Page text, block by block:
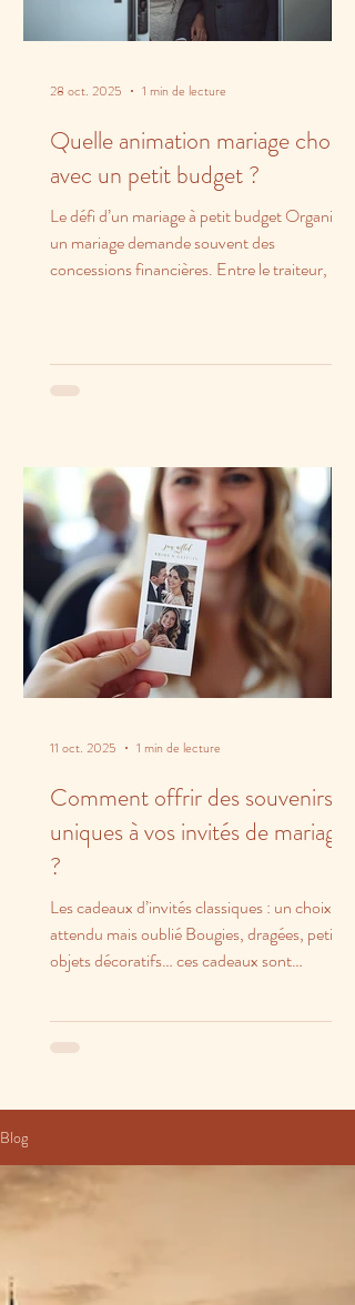
Quelle animation mariage choisir
avec un petit budget ?
Le défi d’un mariage à petit budget Organiser
un mariage demande souvent des
concessions financières. Entre le traiteur, la
28 oct. 2025 1 min de lecture
Comment offrir des souvenirs
uniques à vos invités de mariage
?
Les cadeaux d’invités classiques : un choix
attendu mais oublié Bougies, dragées, petits
objets décoratifs… ces cadeaux sont
11 oct. 2025 1 min de lecture
Blog